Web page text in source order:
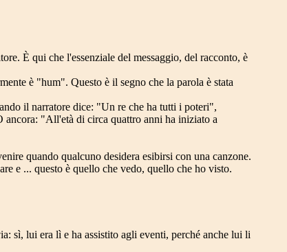
È qui che l'essenziale del messaggio, del racconto, è
è "hum". Questo è il segno che la parola è stata
il narratore dice: "Un re che ha tutti i poteri",
"All'età di circa quattro anni ha iniziato a
quando qualcuno desidera esibirsi con una canzone.
e ... questo è quello che vedo, quello che ho visto.
sì, lui era lì e ha assistito agli eventi, perché anche lui li